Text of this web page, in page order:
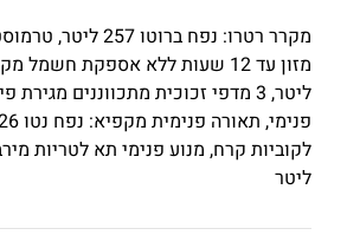
מקרר רטרו: נפח
ליטר, 3 מדפי זכוכית מתכווננים
ליטר